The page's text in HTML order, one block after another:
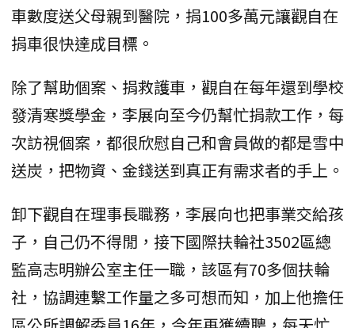
車數度送父母親到醫院，捐100多萬元讓觀自在
捐車很快達成目標。
除了幫助個案、捐救護車，觀自在每年還到學校
發清寒獎學金，李展向至今仍幫忙捐款工作，每
次訪視個案，都很欣慰自己和會員做的都是雪中
送炭，把物資、金錢送到真正有需求者的手上。
卸下觀自在理事長職務，李展向也把事業交給孩
子，自己仍不得閒，接下國際扶輪社3502區總
監高志明辦公室主任一職，該區有70多個扶輪
社，協調連繫工作量之多可想而知，加上他擔任